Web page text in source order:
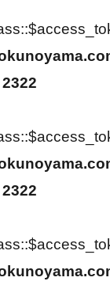
2322
2322